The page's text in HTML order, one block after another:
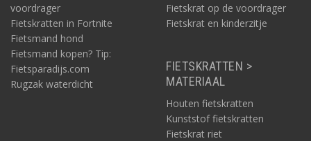
voordrager
Fietskratten in Fortnite
Fietsmand hond
Fietsmand kopen? Tip:
Fietsparadijs.com
Rugzak waterdicht
Fietskrat op de voordrager
Fietskrat en kinderzitje
FIETSKRATTEN >
MATERIAAL
Houten fietskratten
Kunststof fietskratten
Fietskrat riet